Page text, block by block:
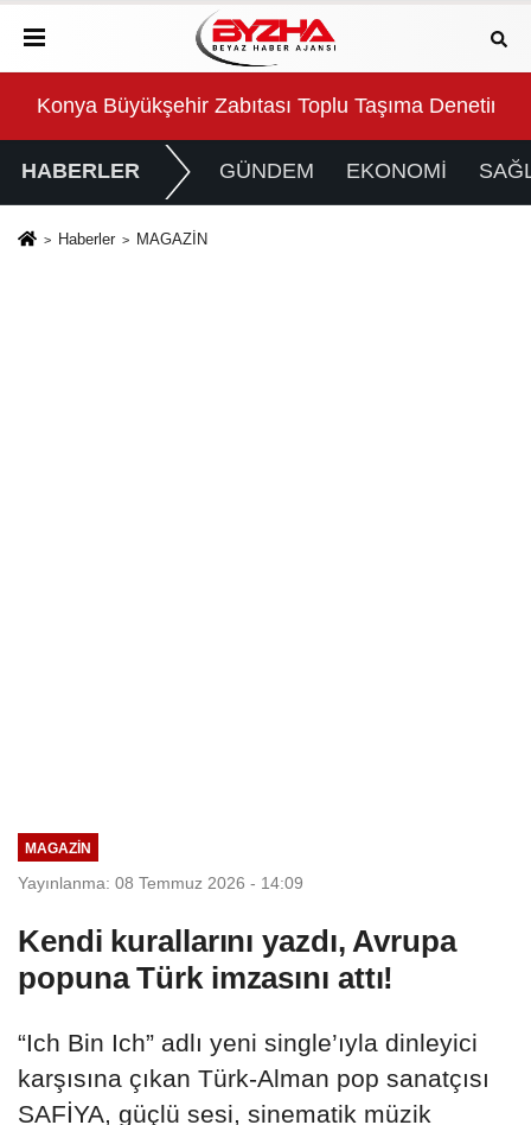
Aldı
Konya Büyükşehir Zabıtası Toplu Taşıma
HABERLER GÜNDEM EKONOMİ
Haberler MAGAZİN
MAGAZİN
Yayınlanma: 08 Temmuz 2026 - 14:09
Kendi kurallarını yazdı, Avrupa
popuna Türk imzasını attı!
“Ich Bin Ich” adlı yeni single’ıyla dinleyici
karşısına çıkan Türk-Alman pop sanatçısı
SAFİYA, güçlü sesi, sinematik müzik